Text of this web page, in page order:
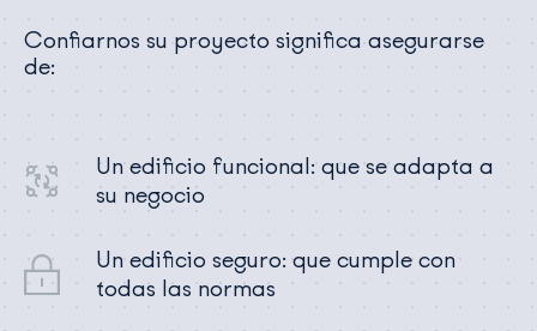
Confiarnos su proyecto significa asegurarse
de:
Un edificio funcional: que se adapta a
su negocio
Un edificio seguro: que cumple con
todas las normas